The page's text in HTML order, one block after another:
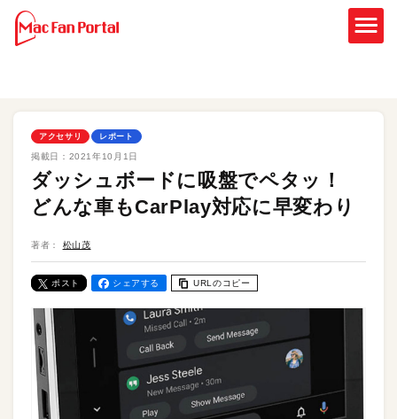
アクセサリ レポート
掲載日： 2021年10月1日
ダッシュボードに吸盤でペタッ！
どんな車もCarPlay対応に早変わり
著者： 松山茂
ポスト シェアする URLのコピー